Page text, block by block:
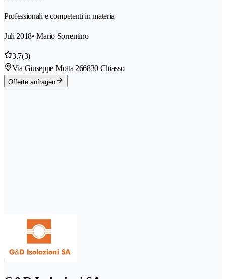
Professionali e competenti in materia
Juli 2018• Mario Sorrentino
3.7(3)
Via Giuseppe Motta 266830 Chiasso
Offerte anfragen